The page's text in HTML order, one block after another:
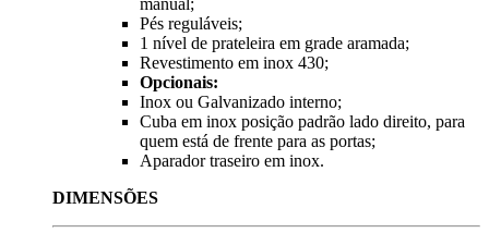
manual;
Pés reguláveis;
1 nível de prateleira em grade aramada;
Revestimento em inox 430;
Opcionais:
Inox ou Galvanizado interno;
Cuba em inox posição padrão lado direito, para
quem está de frente para as portas;
Aparador traseiro em inox.
DIMENSÕES